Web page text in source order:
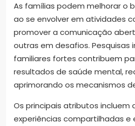
As famílias podem melhorar o
ao se envolver em atividades
promover a comunicação
outras em desafios. Pesquisas
familiares fortes contribuem
resultados de saúde mental,
aprimorando os mecanismos
Os principais atributos incluem
experiências compartilhadas e